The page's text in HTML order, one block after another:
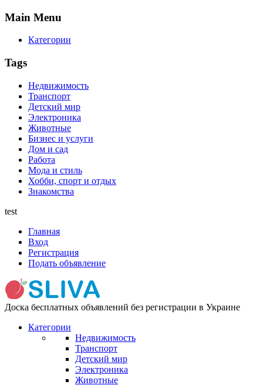
Main Menu
Категории
Tags
Недвижимость
Транспорт
Детский мир
Электроника
Животные
Бизнес и услуги
Дом и сад
Работа
Мода и стиль
Хобби, спорт и отдых
Знакомства
test
Главная
Вход
Регистрация
Подать объявление
Доска бесплатных объявлений без регистрации в Украине
Категории
Недвижимость
Транспорт
Детский мир
Электроника
Животные